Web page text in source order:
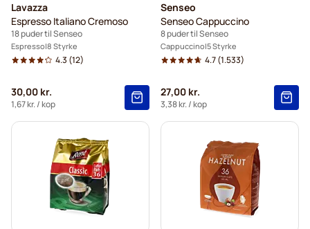
Lavazza
Espresso Italiano Cremoso
18 puder til Senseo
Espresso 8 Styrke
4.3 (12)
30,00 kr.
1,67 kr./ kop
Senseo
Senseo Cappuccino
8 puder til Senseo
Cappuccino 5 Styrke
4.7(1.533)
27,00 kr.
3,38 kr./ kop